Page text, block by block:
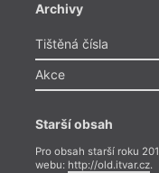
Archivy
Tištěná čísla
Akce
Starší obsah
Pro obsah starší roku
webu: http://old.itvar.cz.